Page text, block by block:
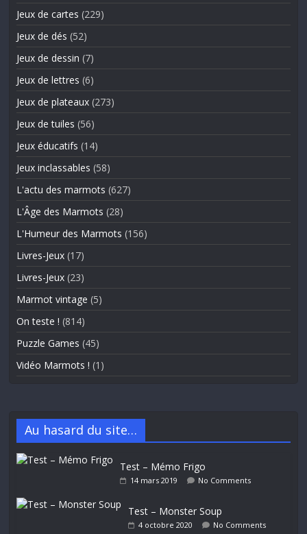
Jeux de cartes (229)
Jeux de dés (52)
Jeux de dessin (7)
Jeux de lettres (6)
Jeux de plateaux (273)
Jeux de tuiles (56)
Jeux éducatifs (14)
Jeux inclassables (58)
L'actu des marmots (627)
L'Âge des Marmots (28)
L'Humeur des Marmots (156)
Livres-Jeux (17)
Livres-Jeux (23)
Marmot vintage (5)
On teste ! (814)
Puzzle Games (45)
Vidéo Marmots ! (1)
Au hasard du site…
Test – Mémo Frigo
14 mars 2019 No Comments
Test – Monster Soup
4 octobre 2020 No Comments